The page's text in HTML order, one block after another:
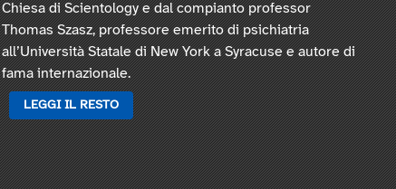
Chiesa di Scientology e dal compianto professor
Thomas Szasz, professore emerito di psichiatria
all’Università Statale di New York a Syracuse e autore di
fama internazionale.
LEGGI IL RESTO